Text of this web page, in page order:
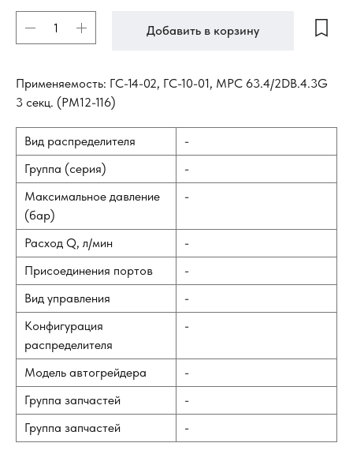
Добавить в корзину
Применяемость: ГС-14-02, ГС-10-01, МРС 63.4/2DB.4.3G
3 секц. (РМ12-116)
Вид распределителя
-
Группа (серия)
-
Максимальное давление
(бар)
-
Расход Q, л/мин
-
Присоединения портов
-
Вид управления
-
Конфигурация
распределителя
-
Модель автогрейдера
-
Группа запчастей
-
Группа запчастей
-